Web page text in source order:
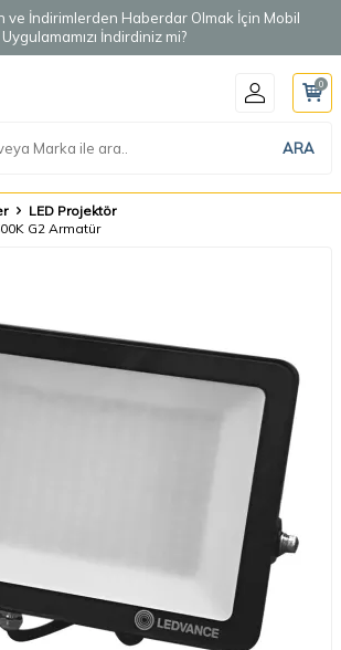
ve İndirimlerden Haberdar Olmak İçin Mobil
Uygulamamızı İndirdiniz mi?
ARA
0
LED Projektör
G2 Armatür